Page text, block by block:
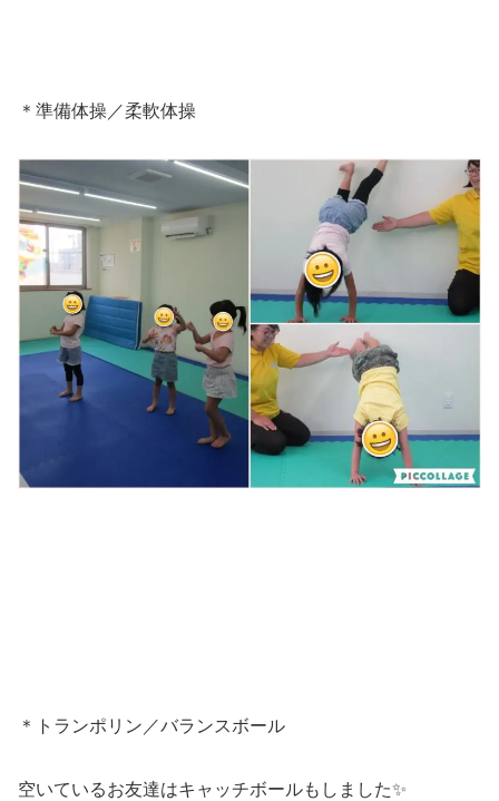
＊準備体操／柔軟体操
＊トランポリン／バランスボール
空いているお友達はキャッチボールもしました✨